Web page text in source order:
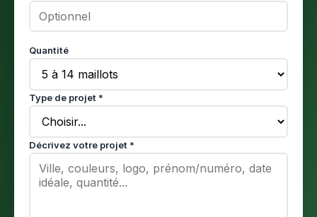
Quantité
Type de projet *
Décrivez votre projet *